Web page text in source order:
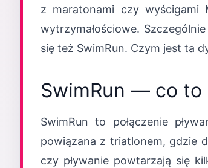
z maratonami czy wyścigami
wytrzymałościowe.
się też SwimRun. Czym jest ta
SwimRun — co to
SwimRun to połączenie
powiązana z triatlonem, gdzie
czy pływanie powtarzają się